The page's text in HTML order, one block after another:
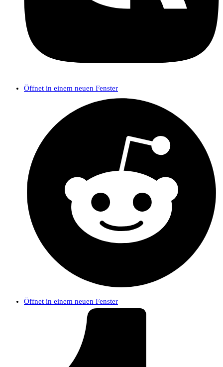
Öffnet in einem neuen Fenster
Öffnet in einem neuen Fenster